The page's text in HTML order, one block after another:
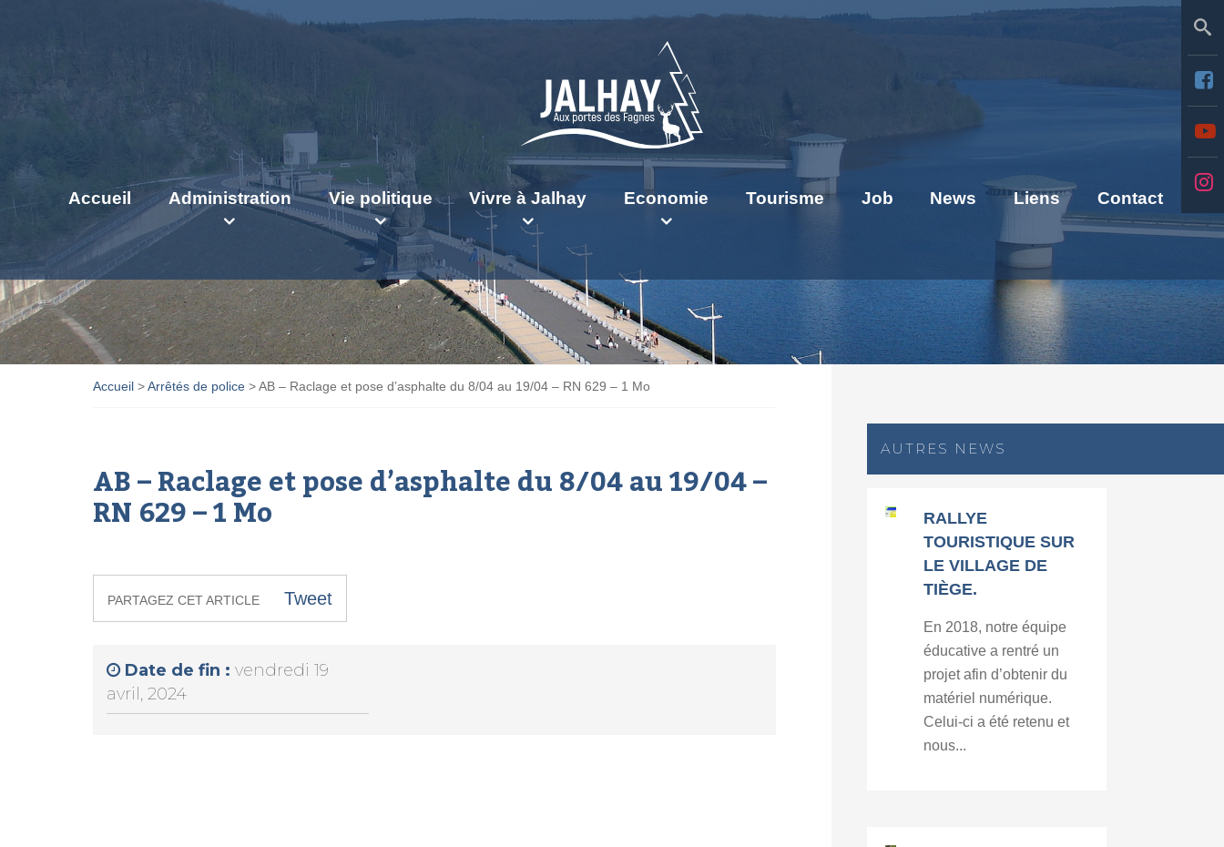
Accueil Administration Vie politique Vivre à Jalhay Economie Tourisme Job News Liens Contact
Accueil >Arrêtés de police >AB – Raclage et pose d’asphalte du 8/04 au 19/04 – RN 629 – 1 Mo
AB – Raclage et pose d’asphalte du 8/04 au 19/04 –
RN 629 – 1 Mo
PARTAGEZ CET ARTICLE Tweet
Date de fin : vendredi 19
avril, 2024
AUTRES NEWS
RALLYE
TOURISTIQUE SUR
LE VILLAGE DE
TIÈGE.
En 2018, notre équipe
éducative a rentré un
projet afin d’obtenir du
matériel numérique.
Celui-ci a été retenu et
nous...